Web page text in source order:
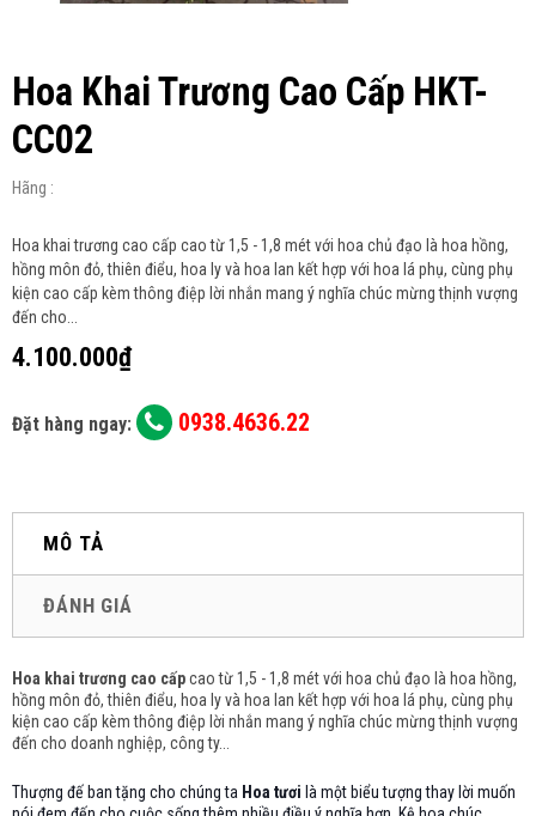
Hoa Khai Trương Cao Cấp HKT-
CC02
Hãng :
Hoa khai trương cao cấp cao từ 1,5 - 1,8 mét với hoa chủ đạo là hoa hồng,
hồng môn đỏ, thiên điểu, hoa ly và hoa lan kết hợp với hoa lá phụ, cùng phụ
kiện cao cấp kèm thông điệp lời nhắn mang ý nghĩa chúc mừng thịnh vượng
đến cho...
4.100.000₫
Đặt hàng ngay: 0938.4636.22
MÔ TẢ
ĐÁNH GIÁ
Hoa khai trương cao cấpcao từ 1,5 - 1,8 mét với hoa chủ đạo là hoa hồng,
hồng môn đỏ, thiên điểu, hoa ly và hoa lan kết hợp với hoa lá phụ, cùng phụ
kiện cao cấp kèm thông điệp lời nhắn mang ý nghĩa chúc mừng thịnh vượng
đến cho doanh nghiệp, công ty...
Thượng đế ban tặng cho chúng ta Hoa tươi là một biểu tượng thay lời muốn